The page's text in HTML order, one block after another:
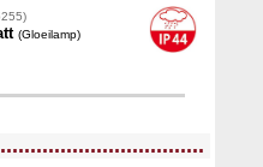
(Gloeilamp)